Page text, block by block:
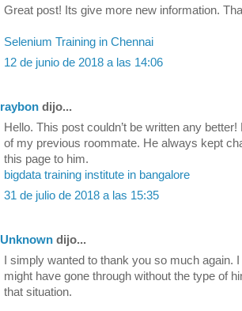
Great post! Its give more new information.
Selenium Training in Chennai
12 de junio de 2018 a las 14:06
raybon dijo...
Hello. This post couldn’t be written any
of my previous roommate. He always kept
this page to him.
bigdata training institute in bangalore
31 de julio de 2018 a las 15:35
Unknown dijo...
I simply wanted to thank you so much again.
might have gone through without the type of
that situation.